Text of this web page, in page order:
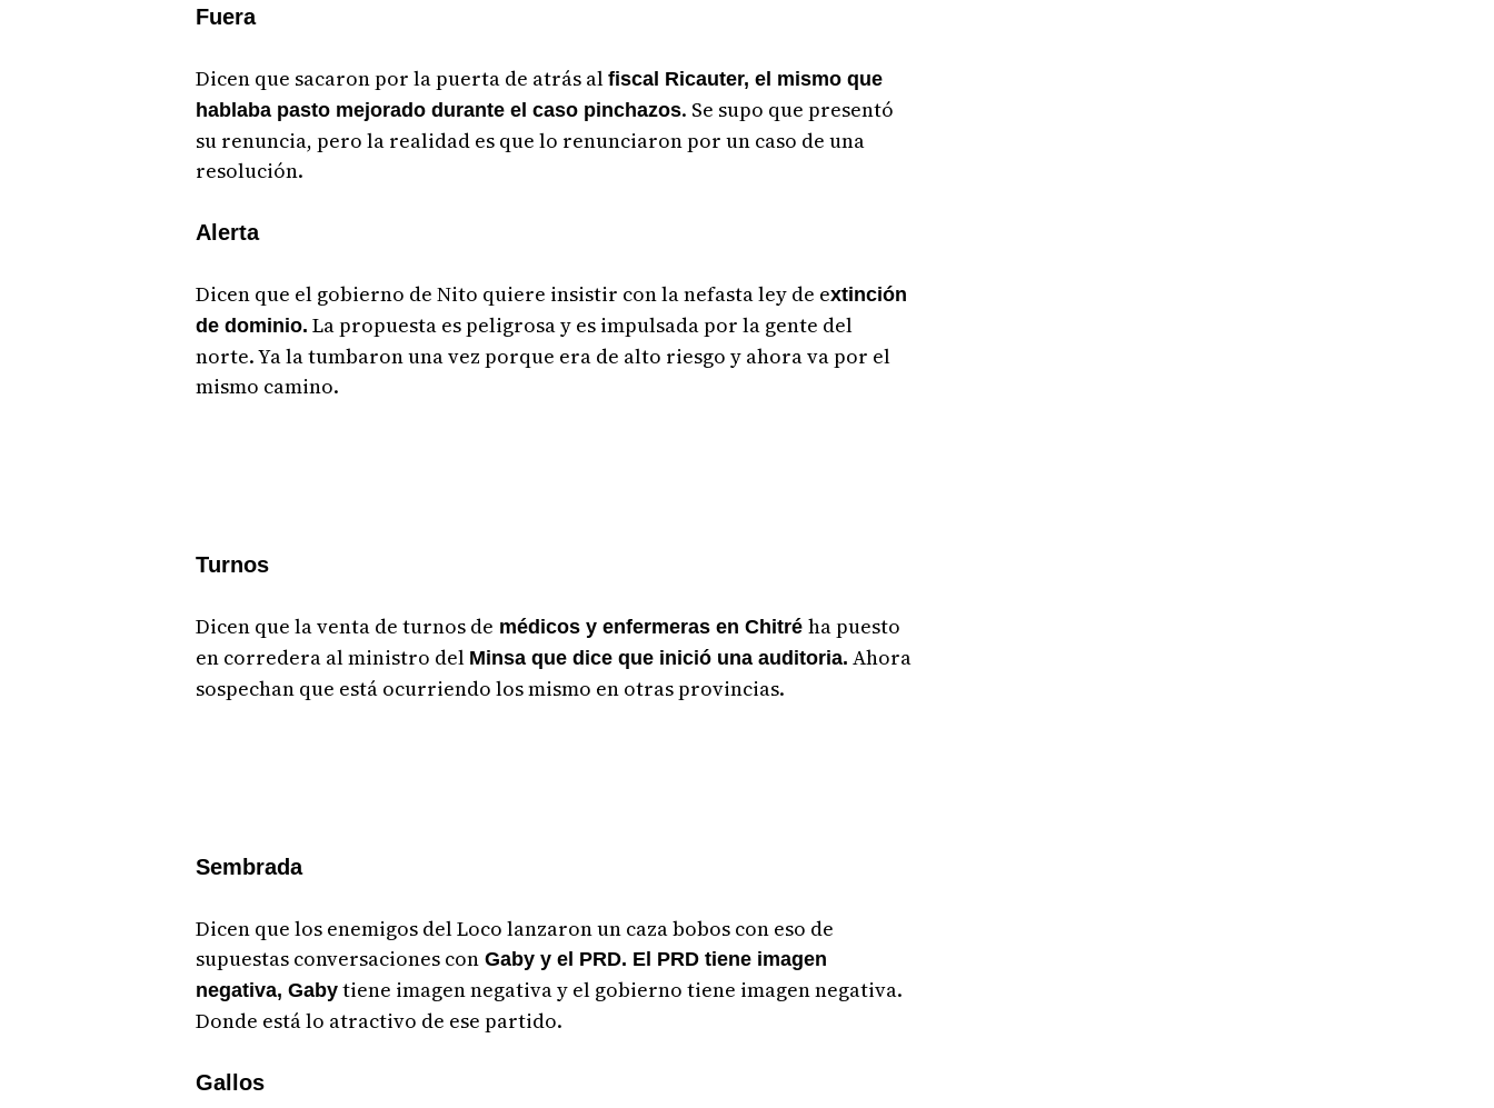
Fuera
Dicen que sacaron por la puerta de atrás al fiscal Ricauter, el mismo que
hablaba pasto mejorado durante el caso pinchazos. Se supo que presentó
su renuncia, pero la realidad es que lo renunciaron por un caso de una
resolución.
Alerta
Dicen que el gobierno de Nito quiere insistir con la nefasta ley de extinción
de dominio. La propuesta es peligrosa y es impulsada por la gente del
norte. Ya la tumbaron una vez porque era de alto riesgo y ahora va por el
mismo camino.
Turnos
Dicen que la venta de turnos de médicos y enfermeras en Chitré ha puesto
en corredera al ministro del Minsa que dice que inició una auditoria. Ahora
sospechan que está ocurriendo los mismo en otras provincias.
Sembrada
Dicen que los enemigos del Loco lanzaron un caza bobos con eso de
supuestas conversaciones con Gaby y el PRD. El PRD tiene imagen
negativa, Gabytiene imagen negativa y el gobierno tiene imagen negativa.
Donde está lo atractivo de ese partido.
Gallos